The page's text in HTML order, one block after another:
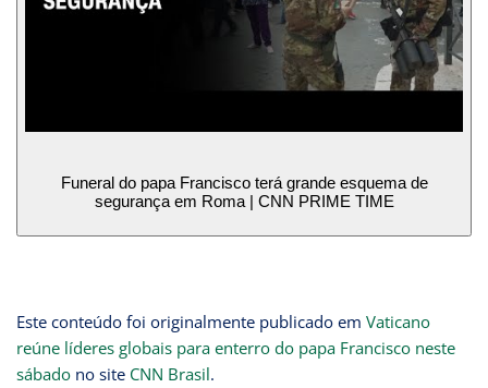
Funeral do papa Francisco terá grande esquema de
segurança em Roma | CNN PRIME TIME
Este conteúdo foi originalmente publicado em Vaticano
reúne líderes globais para enterro do papa Francisco neste
sábado no site CNN Brasil.